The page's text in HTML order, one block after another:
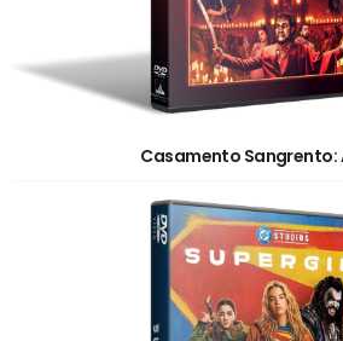
Casamento Sangrento: